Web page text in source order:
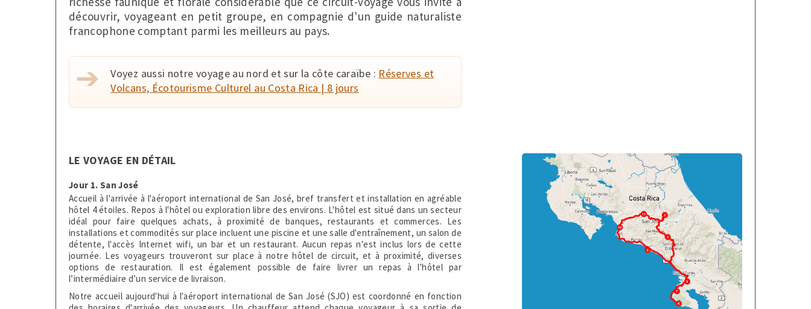
découvrir, voyageant en petit groupe, en compagnie d'un guide naturaliste
francophone comptant parmi les meilleurs au pays.
Voyez aussi notre voyage au nord et sur la côte caraïbe : Réserves et
Volcans, Écotourisme Culturel au Costa Rica | 8 jours
LE VOYAGE EN DÉTAIL
Jour 1. San José
Accueil à l'arrivée à l'aéroport international de San José, bref transfert et installation en agréable
hôtel 4 étoiles. Repos à l'hôtel ou exploration libre des environs. L'hôtel est situé dans un secteur
idéal pour faire quelques achats, à proximité de banques, restaurants et commerces. Les
installations et commodités sur place incluent une piscine et une salle d'entraînement, un salon de
détente, l'accès Internet wifi, un bar et un restaurant. Aucun repas n'est inclus lors de cette
journée. Les voyageurs trouveront sur place à notre hôtel de circuit, et à proximité, diverses
options de restauration. Il est également possible de faire livrer un repas à l'hôtel par
l’intermédiaire d’un service de livraison.
Notre accueil aujourd'hui à l'aéroport international de San José (SJO) est coordonné en fonction